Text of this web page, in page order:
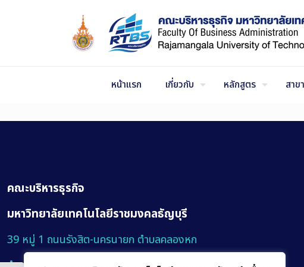
หน้าแรก เกี่ยวกับ หลักสูตร สาขา
คณะบริหารธุรกิจ
มหาวิทยาลัยเทคโนโลยีราชมงคลธัญบุรี
39 หมู่ 1 ถนนรังสิต-นครนายก ตำบลคลองหก